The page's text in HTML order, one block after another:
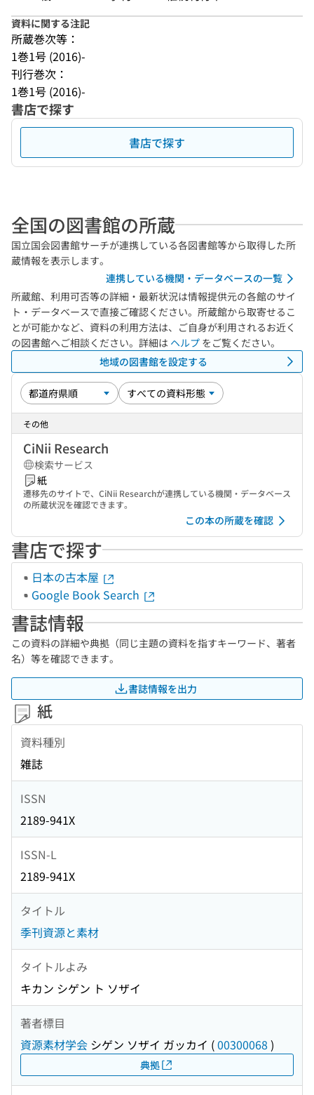
資料に関する注記
所蔵巻次等：
1巻1号 (2016)-
刊行巻次：
1巻1号 (2016)-
書店で探す
書店で探す
全国の図書館の所蔵
国立国会図書館サーチが連携している各図書館等から取得した所
蔵情報を表示します。
連携している機関・データベースの一覧
所蔵館、利用可否等の詳細・最新状況は情報提供元の各館のサイ
ト・データベースで直接ご確認ください。所蔵館から取寄せるこ
とが可能かなど、資料の利用方法は、ご自身が利用されるお近く
の図書館へご相談ください。詳細は ヘルプ をご覧ください。
地域の図書館を設定する
その他
CiNii Research
検索サービス
紙
遷移先のサイトで、CiNii Researchが連携している機関・データベース
の所蔵状況を確認できます。
この本の所蔵を確認
書店で探す
日本の古本屋
Google Book Search
書誌情報
この資料の詳細や典拠（同じ主題の資料を指すキーワード、著者
名）等を確認できます。
書誌情報を出力
紙
資料種別
雑誌
ISSN
2189-941X
ISSN-L
2189-941X
タイトル
季刊資源と素材
タイトルよみ
キカン シゲン ト ソザイ
著者標目
資源素材学会 シゲン ソザイ ガッカイ (00300068 )
典拠